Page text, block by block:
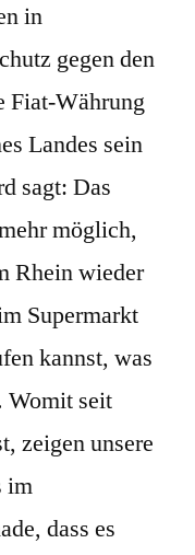
in
gegen den
Fiat-Währung
Landes sein
sagt: Das
möglich,
Rhein wieder
Supermarkt
kannst, was
Womit seit
zeigen unsere
im
dass es